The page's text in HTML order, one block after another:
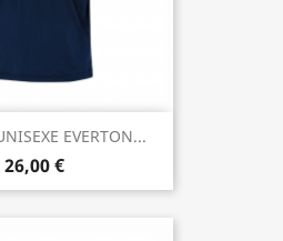
EVERTON...
26,00 €